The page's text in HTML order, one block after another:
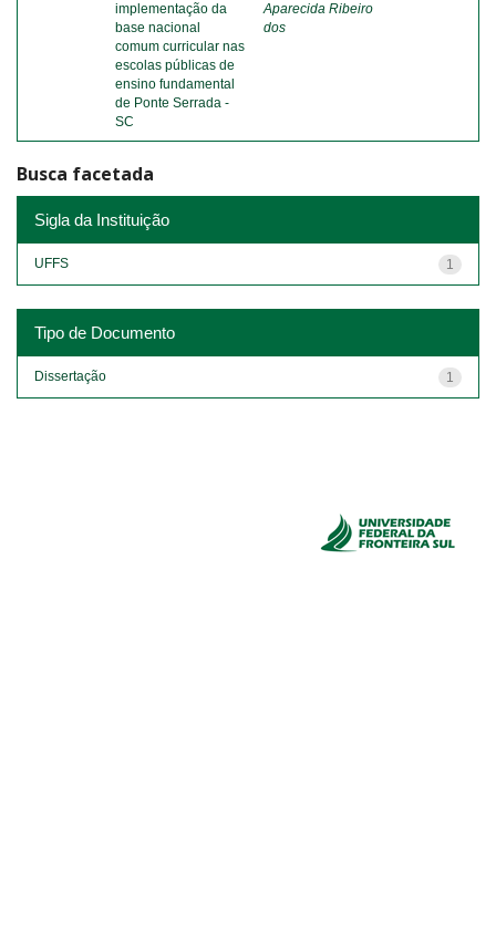
implementação da
base nacional
comum curricular nas
escolas públicas de
ensino fundamental
de Ponte Serrada -
SC
Aparecida Ribeiro
dos
Busca facetada
Sigla da Instituição
1
UFFS
Tipo de Documento
1
Dissertação